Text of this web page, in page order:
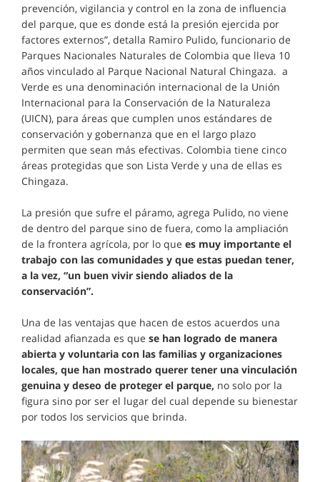
prevención, vigilancia y control en la zona de influencia
del parque, que es donde está la presión ejercida por
factores externos”, detalla Ramiro Pulido, funcionario de
Parques Nacionales Naturales de Colombia que lleva 10
años vinculado al Parque Nacional Natural Chingaza. a
Verde es una denominación internacional de la Unión
Internacional para la Conservación de la Naturaleza
(UICN), para áreas que cumplen unos estándares de
conservación y gobernanza que en el largo plazo
permiten que sean más efectivas. Colombia tiene cinco
áreas protegidas que son Lista Verde y una de ellas es
Chingaza.
La presión que sufre el páramo, agrega Pulido, no viene
de dentro del parque sino de fuera, como la ampliación
de la frontera agrícola, por lo que es muy importante el
trabajo con las comunidades y que estas puedan tener,
a la vez, “un buen vivir siendo aliados de la
conservación”.
Una de las ventajas que hacen de estos acuerdos una
realidad afianzada es que se han logrado de manera
abierta y voluntaria con las familias y organizaciones
locales, que han mostrado querer tener una vinculación
genuina y deseo de proteger el parque, no solo por la
figura sino por ser el lugar del cual depende su bienestar
por todos los servicios que brinda.